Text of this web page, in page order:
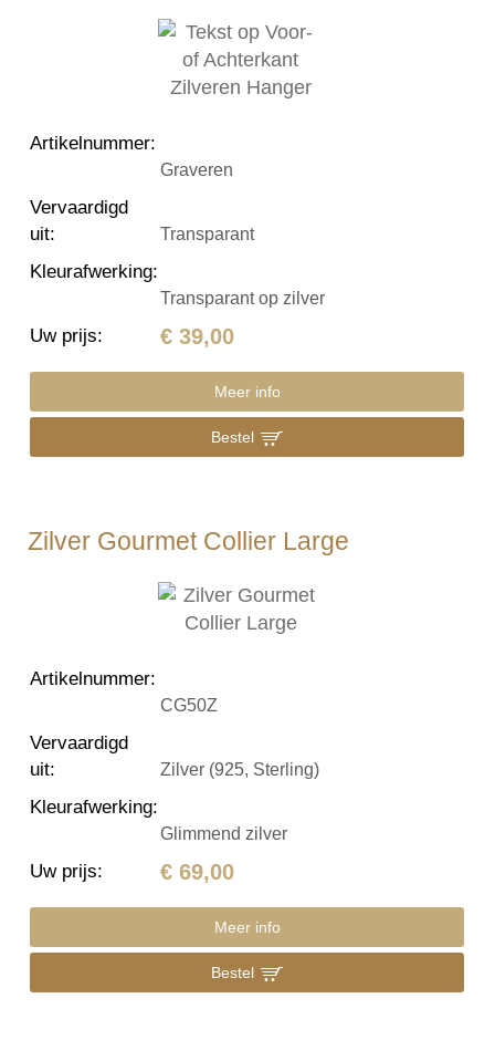
Artikelnummer:
Graveren
Vervaardigd
uit: Transparant
Kleurafwerking:
Transparant op zilver
Uw prijs: € 39,00
Meer info
Bestel
Zilver Gourmet Collier Large
Artikelnummer:
CG50Z
Vervaardigd
uit: Zilver (925, Sterling)
Kleurafwerking:
Glimmend zilver
Uw prijs: € 69,00
Meer info
Bestel